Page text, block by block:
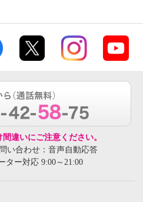
違いにご注意ください。
い合わせ：音声自動応答
ター対応 9:00～21:00